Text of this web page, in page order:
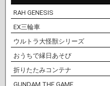
RAH GENESIS
EX三輪車
ウルトラ大怪獣シリーズ
おうちで縁日あそび
折りたたみコンテナ
GUNDAM THE GAME